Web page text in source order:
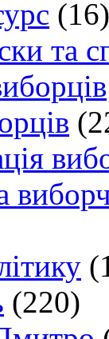
(16)
та
(220)